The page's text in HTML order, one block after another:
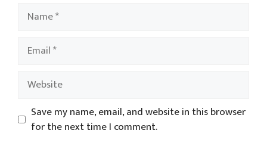
Name
Email
Website
Save my name, email, and website in this browser
for the next time I comment.